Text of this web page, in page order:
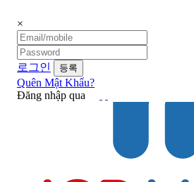
×
로그인
Quên Mật Khẩu?
Đăng nhập qua